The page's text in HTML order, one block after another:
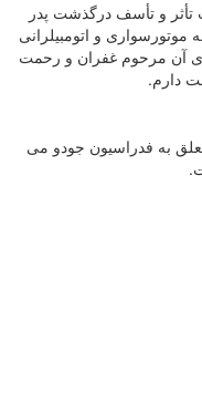
تأثر و تأسف درگذشت پدر
موتورسواری و اتومبیلرانی
آن مرحوم غفران و رحمت
دارم.
به فدراسیون جودو می